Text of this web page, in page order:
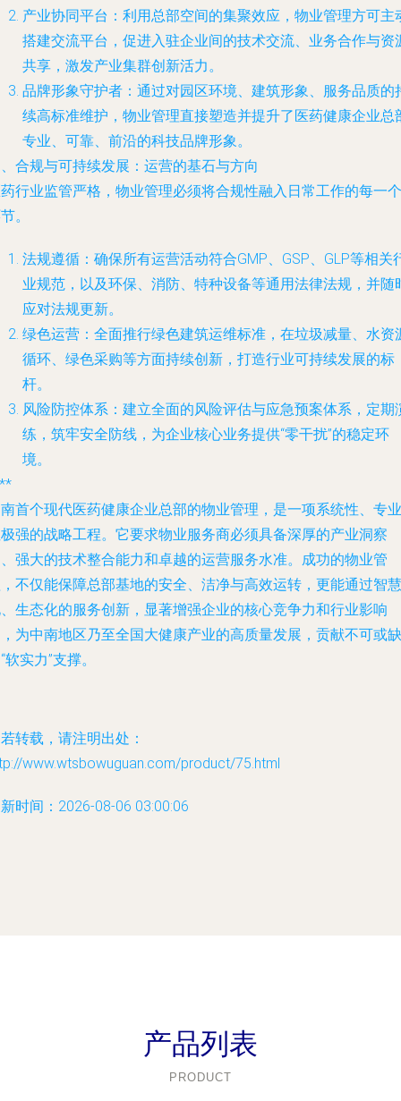
产业协同平台 ：利用总部空间的集聚效应，物业管理方可主
搭建交流平台，促进入驻企业间的技术交流、业务合作与资
共享，激发产业集群创新活力。
品牌形象守护者 ：通过对园区环境、建筑形象、服务品质的
续高标准维护，物业管理直接塑造并提升了医药健康企业总
专业、可靠、前沿的科技品牌形象。
合规与可持续发展：运营的基石与方向
行业监管严格，物业管理必须将合规性融入日常工作的每一个
。
法规遵循 ：确保所有运营活动符合GMP、GSP、GLP等相关
业规范，以及环保、消防、特种设备等通用法律法规，并随
应对法规更新。
绿色运营 ：全面推行绿色建筑运维标准，在垃圾减量、水资
循环、绿色采购等方面持续创新，打造行业可持续发展的标
杆。
风险防控体系 ：建立全面的风险评估与应急预案体系，定期
练，筑牢安全防线，为企业核心业务提供“零干扰”的稳定环
境。
首个现代医药健康企业总部的物业管理，是一项系统性、专业
强的战略工程。它要求物业服务商必须具备深厚的产业洞察
强大的技术整合能力和卓越的运营服务水准。成功的物业管
不仅能保障总部基地的安全、洁净与高效运转，更能通过智慧
生态化的服务创新，显著增强企业的核心竞争力和行业影响
为中南地区乃至全国大健康产业的高质量发展，贡献不可或缺
软实力”支撑。
转载，请注明出处：
www.wtsbowuguan.com/product/75.html
时间：2026-08-06 03:00:06
产品列表
PRODUCT